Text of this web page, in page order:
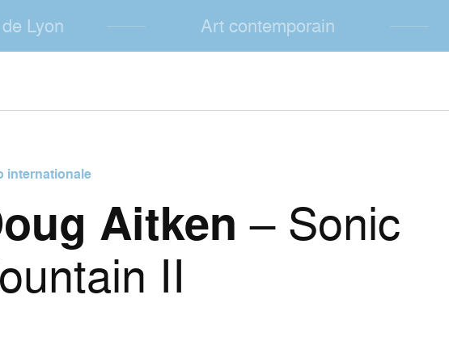
Lyon Art contemporain
internationale
Aitken – Sonic
II